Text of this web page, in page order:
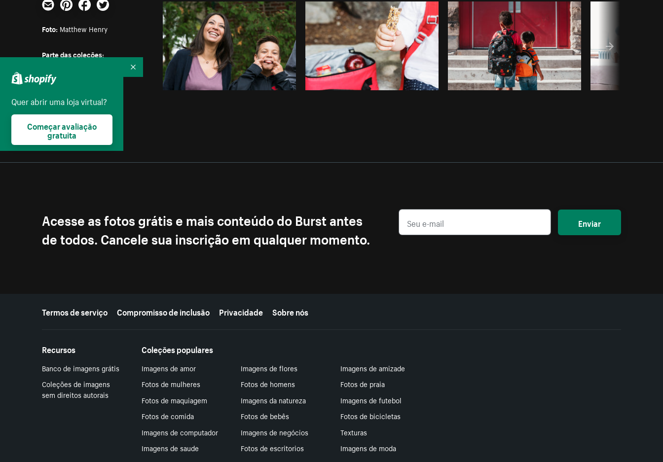
Foto da Matthew Henry doBurst Copiar código
E-mailPinterestFacebookTwitter
Foto: Matthew Henry
Parte das coleções:
Crianças
Licença:
Creative Commons
Acesse as fotos grátis e mais conteúdo do Burst antes
de todos. Cancele sua inscrição em qualquer momento.
Enviar
Mais recursos
Termos de serviço Compromisso de inclusão Privacidade Sobre nós
Recursos
Banco de imagens grátis
Coleções de imagens
sem direitos autorais
Coleções populares
Imagens de amor Imagens de flores
Imagens de amizade
Fotos de mulheres
Fotos de homens
Fotos de praia
Fotos de maquiagem
Imagens da natureza
Imagens de futebol
Fotos de comida
Fotos de bebês
Fotos de bicicletas
Imagens de computador
Imagens de negócios
Texturas
Imagens de saude
Fotos de escritorios
Imagens de moda
Quer abrir uma loja virtual?
Começar avaliação
gratuita
Recolher